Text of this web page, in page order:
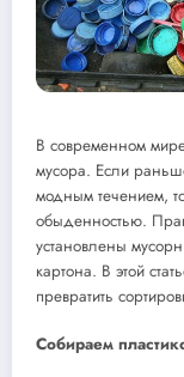
В современном
мусора. Если
модным течением,
обыденностью.
установлены
картона. В этой
превратить
Собираем